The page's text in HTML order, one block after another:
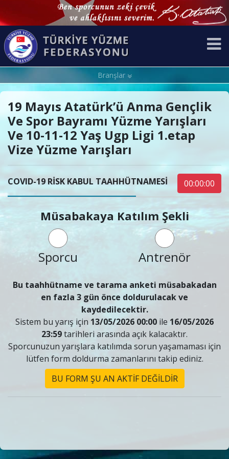
Branşlar
19 Mayıs Atatürk’ü Anma Gençlik
Ve Spor Bayramı Yüzme Yarışları
Ve 10-11-12 Yaş Ugp Ligi 1.etap
Vize Yüzme Yarışları
COVID-19 RİSK KABUL TAAHHÜTNAMESİ 00:00:00
Müsabakaya Katılım Şekli
Sporcu Antrenör
Bu taahhütname ve tarama anketi müsabakadan
en fazla 3 gün önce doldurulacak ve
kaydedilecektir.
Sistem bu yarış için 13/05/2026 00:00 ile 16/05/2026
23:59tarihleri arasında açık kalacaktır.
Sporcunuzun yarışlara katılımda sorun yaşamaması için
lütfen form doldurma zamanlarını takip ediniz.
BU FORM ŞU AN AKTİF DEĞİLDİR